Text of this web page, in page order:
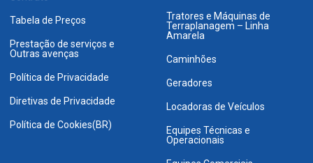
Tabela de Preços
Prestação de serviços e
Outras avenças
Política de Privacidade
Diretivas de Privacidade
Política de Cookies(BR)
Tratores e Máquinas de
Terraplanagem – Linha
Amarela
Caminhões
Geradores
Locadoras de Veículos
Equipes Técnicas e
Operacionais